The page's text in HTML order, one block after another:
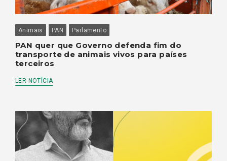
Animais PAN Parlamento
PAN quer que Governo defenda fim do
transporte de animais vivos para países
terceiros
LER NOTÍCIA